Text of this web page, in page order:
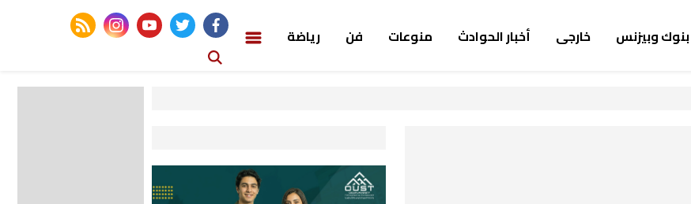
بنوك وبيزنس خارجى أخبار الحوادث منوعات فن رياضة
facebook
twitter
youtube
instagram
rss feed